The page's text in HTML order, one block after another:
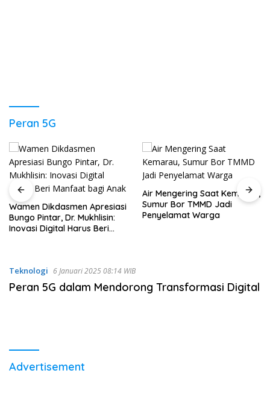
Peran 5G
Wamen Dikdasmen Apresiasi
Bungo Pintar, Dr. Mukhlisin:
Inovasi Digital Harus Beri
Air Mengering Saat Kemarau,
Sumur Bor TMMD Jadi
Penyelamat Warga
Teknologi 6 Januari 2025 08:14 WIB
Peran 5G dalam Mendorong Transformasi Digital
Advertisement